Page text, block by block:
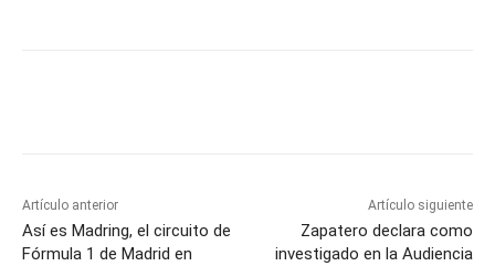
Artículo anterior
Así es Madring, el circuito de
Fórmula 1 de Madrid en
Artículo siguiente
Zapatero declara como
investigado en la Audiencia